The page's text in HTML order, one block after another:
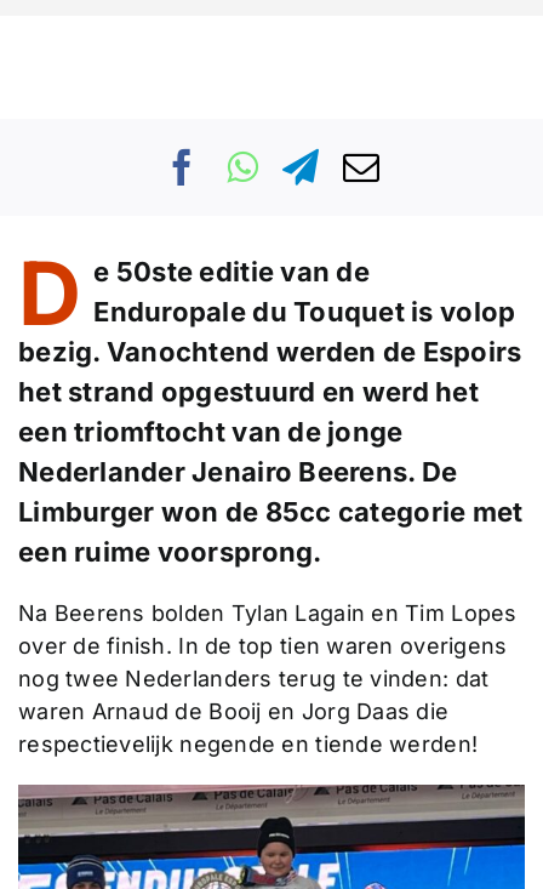
D e 50ste editie van de
Enduropale du Touquet is volop
bezig. Vanochtend werden de Espoirs
het strand opgestuurd en werd het
een triomftocht van de jonge
Nederlander Jenairo Beerens. De
Limburger won de 85cc categorie met
een ruime voorsprong.
Na Beerens bolden Tylan Lagain en Tim Lopes
over de finish. In de top tien waren overigens
nog twee Nederlanders terug te vinden: dat
waren Arnaud de Booij en Jorg Daas die
respectievelijk negende en tiende werden!